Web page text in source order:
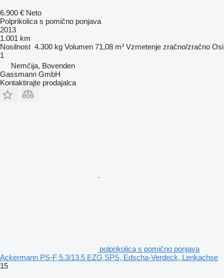
6.900 € Neto
Polprikolica s pomično ponjava
2013
1.001 km
Nosilnost 4.300 kg Volumen 71,08 m³ Vzmetenje zračno/zračno Osi
1
Nemčija, Bovenden
Gassmann GmbH
Kontaktirajte prodajalca
polprikolica s pomično ponjava
Ackermann PS-F 5.3/13.5 EZG SPS, Edscha-Verdeck, Lenkachse
15